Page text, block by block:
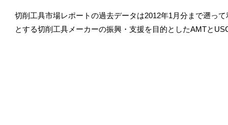
切削工具市場レポートの過去データは2012年1月分まで遡っ
とする切削工具メーカーの振興・支援を目的としたAMTと